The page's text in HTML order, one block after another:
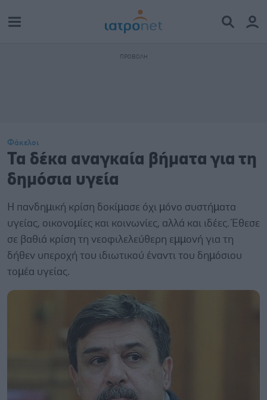
Φάκελοι
Τα δέκα αναγκαία βήματα για τη
δημόσια υγεία
Η πανδηµική κρίση δοκίµασε όχι µόνο συστήµατα
υγείας, οικονοµίες και κοινωνίες, αλλά και ιδέες. Έθεσε
σε βαθιά κρίση τη νεοφιλελεύθερη εµµονή για τη
δήθεν υπεροχή του ιδιωτικού έναντι του δηµόσιου
τοµέα υγείας.